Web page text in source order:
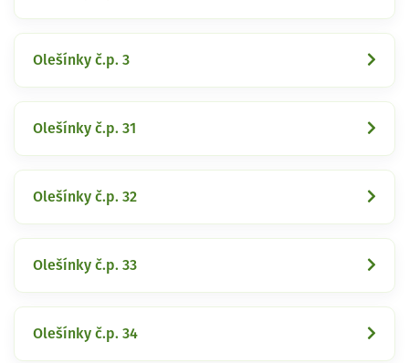
Olešínky č.p. 3
Olešínky č.p. 31
Olešínky č.p. 32
Olešínky č.p. 33
Olešínky č.p. 34